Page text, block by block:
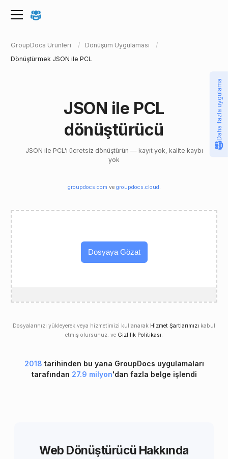
GroupDocs Ürünleri
Dönüşüm Uygulaması
Dönüştürmek JSON ile PCL
JSON ile PCL
dönüştürücü
JSON ile PCL'ı ücretsiz dönüştürün — kayıt yok, kalite kaybı
yok
groupdocs.com ve groupdocs.cloud .
Dosyaya Gözat
Dosyalarınızı yükleyerek veya hizmetimizi kullanarak Hizmet Şartlarımızı kabul
etmiş olursunuz. ve Gizlilik Politikası.
2018 tarihinden bu yana GroupDocs uygulamaları
tarafından 27.9 milyon'dan fazla belge işlendi
Web Dönüştürücü Hakkında
Daha fazla uygulama